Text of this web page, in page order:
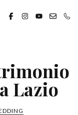
Lazio